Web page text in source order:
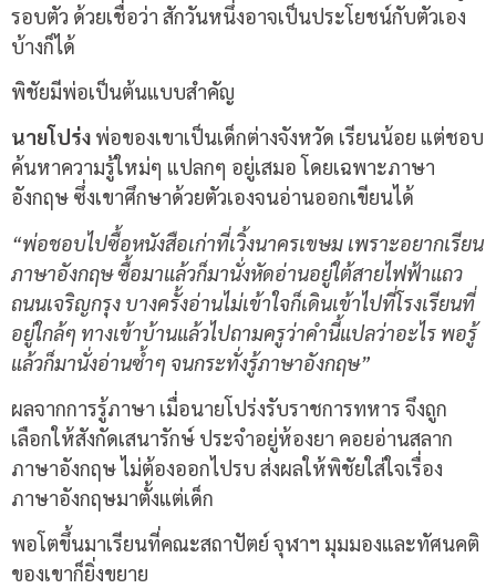
รอบตัว ด้วยเชื่อว่า สักวันหนึ่งอาจเป็นประโยชน์กับตัวเอง
บ้างก็ได้
พิชัยมีพ่อเป็นต้นแบบสำคัญ
นายโปร่ง พ่อของเขาเป็นเด็กต่างจังหวัด เรียนน้อย แต่ชอบ
ค้นหาความรู้ใหม่ๆ แปลกๆ อยู่เสมอ โดยเฉพาะภาษา
อังกฤษ ซึ่งเขาศึกษาด้วยตัวเองจนอ่านออกเขียนได้
“พ่อชอบไปซื้อหนังสือเก่าที่เวิ้งนาครเขษม เพราะอยากเรียน
ภาษาอังกฤษ ซื้อมาแล้วก็มานั่งหัดอ่านอยู่ใต้สายไฟฟ้าแถว
ถนนเจริญกรุง บางครั้งอ่านไม่เข้าใจก็เดินเข้าไปที่โรงเรียนที่
อยู่ใกล้ๆ ทางเข้าบ้านแล้วไปถามครูว่าคำนี้แปลว่าอะไร พอรู้
แล้วก็มานั่งอ่านซ้ำๆ จนกระทั่งรู้ภาษาอังกฤษ”
ผลจากการรู้ภาษา เมื่อนายโปร่งรับราชการทหาร จึงถูก
เลือกให้สังกัดเสนารักษ์ ประจำอยู่ห้องยา คอยอ่านสลาก
ภาษาอังกฤษ ไม่ต้องออกไปรบ ส่งผลให้พิชัยใส่ใจเรื่อง
ภาษาอังกฤษมาตั้งแต่เด็ก
พอโตขึ้นมาเรียนที่คณะสถาปัตย์ จุฬาฯ มุมมองและทัศนคติ
ของเขาก็ยิ่งขยาย